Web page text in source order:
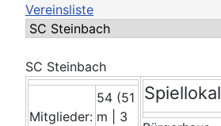
Vereinsliste
SC Steinbach
Mitglieder:
54 (51
m | 3
Spiellokal